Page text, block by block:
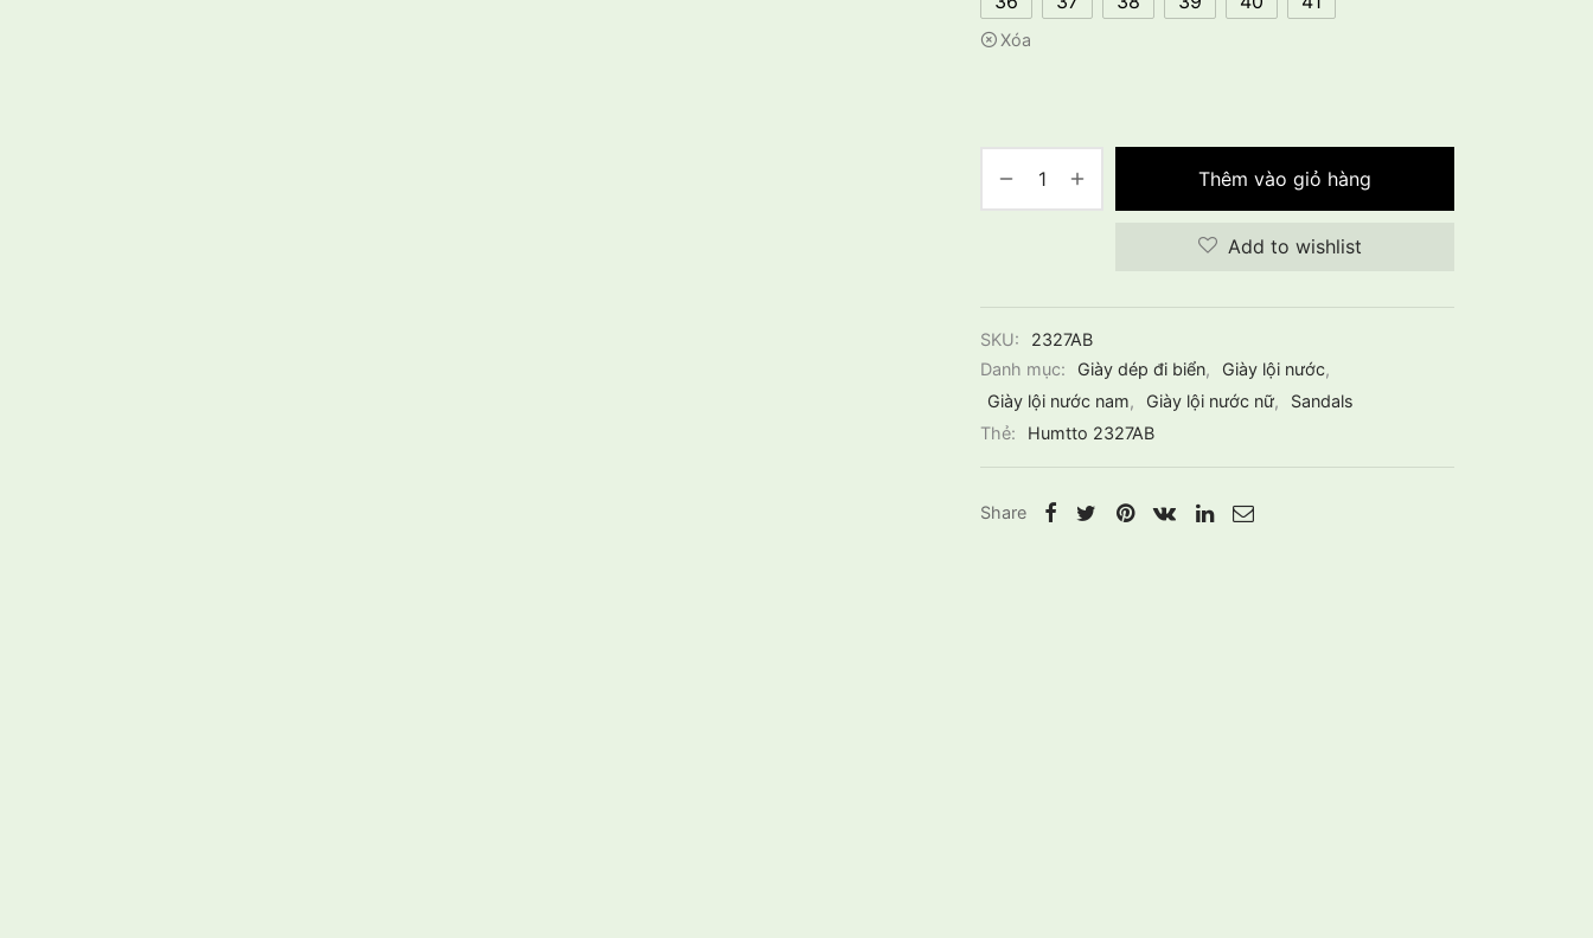
Xóa
Thêm vào giỏ hàng
Add to wishlist
SKU:
2327AB
Danh mục:
Giày dép đi biển, Giày lội nước,
Giày lội nước nam, Giày lội nước nữ,
Sandals
Thẻ:
Humtto 2327AB
Share